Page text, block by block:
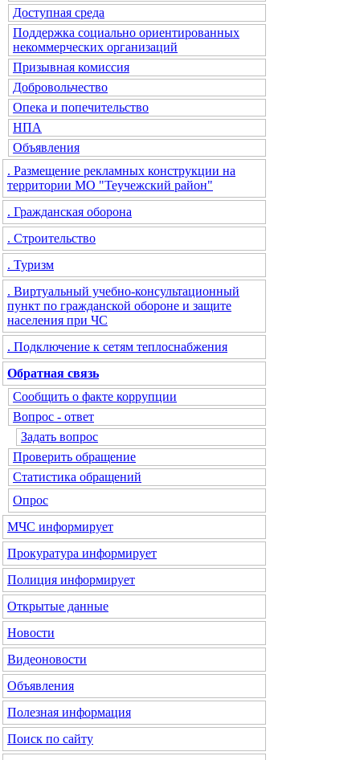
Доступная среда
Поддержка социально ориентированных
некоммерческих организаций
Призывная комиссия
Добровольчество
Опека и попечительство
НПА
Объявления
. Размещение рекламных конструкции на
территории МО "Теучежский район"
. Гражданская оборона
. Строительство
. Туризм
. Виртуальный учебно-консультационный
пункт по гражданской обороне и защите
населения при ЧС
. Подключение к сетям теплоснабжения
Обратная связь
Сообщить о факте коррупции
Вопрос - ответ
Задать вопрос
Проверить обращение
Статистика обращений
Опрос
МЧС информирует
Прокуратура информирует
Полиция информирует
Открытые данные
Новости
Видеоновости
Объявления
Полезная информация
Поиск по сайту